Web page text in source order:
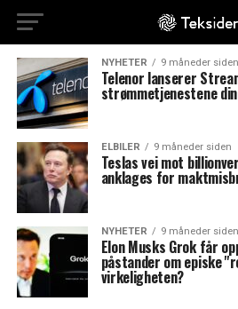
NYHETER 9 måneder siden
Telenor lanserer
strømmetjenestene
ELBILER 9 måneder siden
Teslas vei mot
anklages for
NYHETER 9 måneder siden
Elon Musks Grok får
påstander om episke
virkeligheten?